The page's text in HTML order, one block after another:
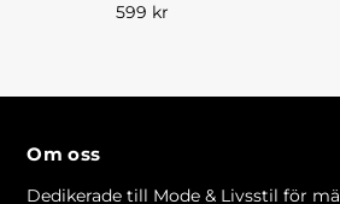
599 kr
Om oss
Dedikerade till Mode & Livsstil för